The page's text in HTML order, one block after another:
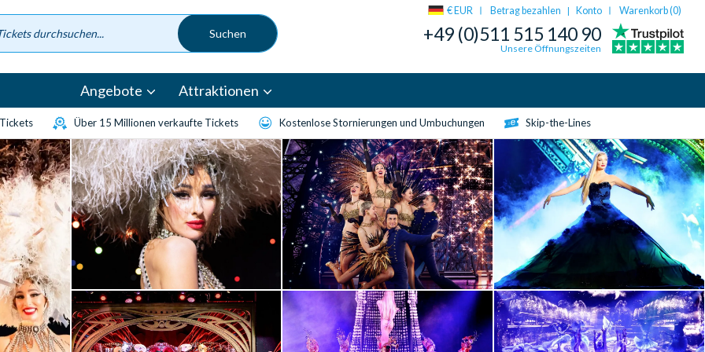
€ EUR Betrag bezahlen | Konto Warenkorb (0)
+49 (0)511 515 140 90
Unsere Öffnungszeiten
Angebote Attraktionen
Über 15 Millionen verkaufte Tickets Kostenlose Stornierungen und Umbuchungen Skip-the-Lines